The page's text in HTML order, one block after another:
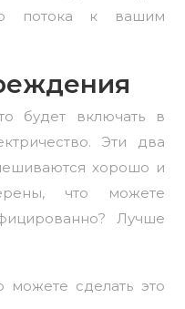
потока к вашим
будет включать в
Эти два
хорошо и
что можете
Лучше
можете сделать это